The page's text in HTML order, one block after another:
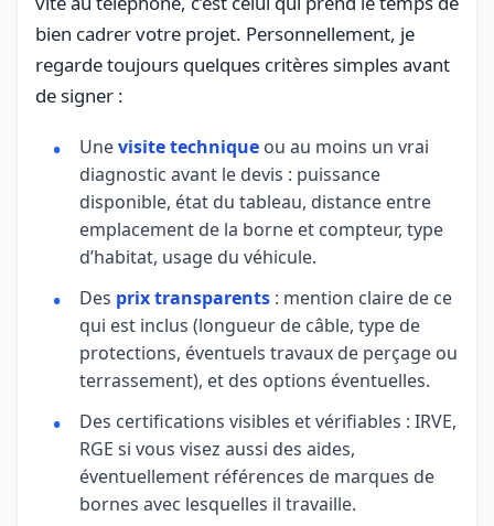
bien cadrer votre projet. Personnellement, je
regarde toujours quelques critères simples avant
de signer :
Unevisite technique ou au moins un vrai
diagnostic avant le devis : puissance
disponible, état du tableau, distance entre
emplacement de la borne et compteur, type
d’habitat, usage du véhicule.
Des prix transparents : mention claire de ce
qui est inclus (longueur de câble, type de
protections, éventuels travaux de perçage ou
terrassement), et des options éventuelles.
Des certifications visibles et vérifiables : IRVE,
RGE si vous visez aussi des aides,
éventuellement références de marques de
bornes avec lesquelles il travaille.